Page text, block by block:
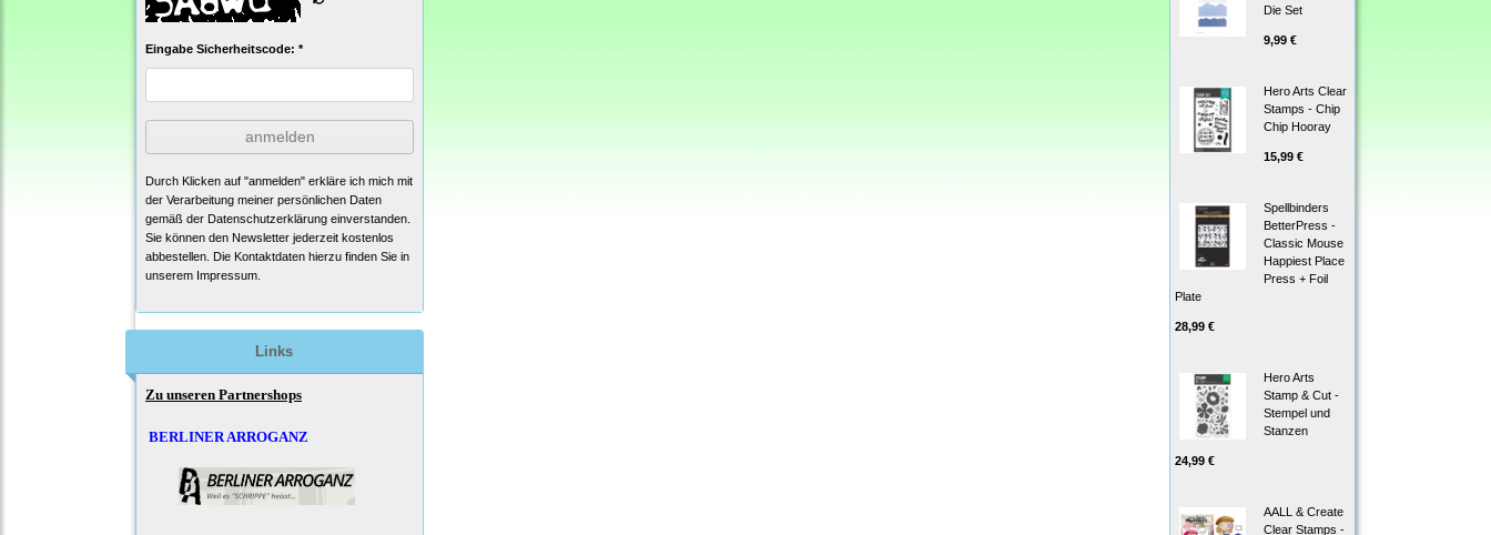
Eingabe Sicherheitscode: *
anmelden
Durch Klicken auf "anmelden" erkläre ich mich mit
der Verarbeitung meiner persönlichen Daten
gemäß der Datenschutzerklärung einverstanden.
Sie können den Newsletter jederzeit kostenlos
abbestellen. Die Kontaktdaten hierzu finden Sie in
unserem Impressum.
Links
Zu unseren Partnershops
BERLINER ARROGANZ
Die Set
9,99 €
Hero Arts Clear
Stamps - Chip
Chip Hooray
15,99 €
Spellbinders
BetterPress -
Classic Mouse
Happiest Place
Press + Foil
Plate
28,99 €
Hero Arts
Stamp & Cut -
Stempel und
Stanzen
24,99 €
AALL & Create
Clear Stamps -